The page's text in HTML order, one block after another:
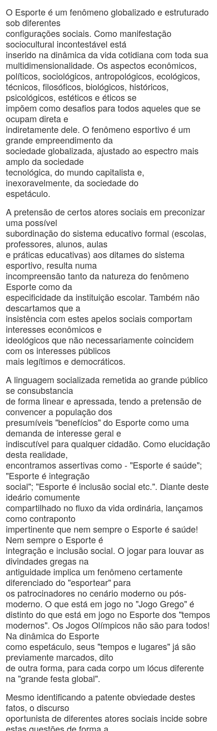
O Esporte é um fenômeno globalizado e estruturado
sob diferentes
configurações sociais. Como manifestação
sociocultural incontestável está
inserido na dinâmica da vida cotidiana com toda sua
multidimensionalidade. Os aspectos econômicos,
políticos, sociológicos, antropológicos, ecológicos,
técnicos, filosóficos, biológicos, históricos,
psicológicos, estéticos e éticos se
impõem como desafios para todos aqueles que se
ocupam direta e
indiretamente dele. O fenômeno esportivo é um
grande empreendimento da
sociedade globalizada, ajustado ao espectro mais
amplo da sociedade
tecnológica, do mundo capitalista e,
inexoravelmente, da sociedade do
espetáculo.
A pretensão de certos atores sociais em preconizar
uma possível
subordinação do sistema educativo formal (escolas,
professores, alunos, aulas
e práticas educativas) aos ditames do sistema
esportivo, resulta numa
incompreensão tanto da natureza do fenômeno
Esporte como da
especificidade da instituição escolar. Também não
descartamos que a
insistência com estes apelos sociais comportam
interesses econômicos e
ideológicos que não necessariamente coincidem
com os interesses públicos
mais legítimos e democráticos.
A linguagem socializada remetida ao grande público
se consubstancia
de forma linear e apressada, tendo a pretensão de
convencer a população dos
presumíveis "benefícios" do Esporte como uma
demanda de interesse geral e
indiscutível para qualquer cidadão. Como elucidação
desta realidade,
encontramos assertivas como - "Esporte é saúde";
"Esporte é integração
social"; "Esporte é inclusão social etc.". Diante deste
ideário comumente
compartilhado no fluxo da vida ordinária, lançamos
como contraponto
impertinente que nem sempre o Esporte é saúde!
Nem sempre o Esporte é
integração e inclusão social. O jogar para louvar as
divindades gregas na
antiguidade implica um fenômeno certamente
diferenciado do "esportear" para
os patrocinadores no cenário moderno ou pós-
moderno. O que está em jogo no "Jogo Grego" é
distinto do que está em jogo no Esporte dos "tempos
modernos". Os Jogos Olímpicos não são para todos!
Na dinâmica do Esporte
como espetáculo, seus "tempos e lugares" já são
previamente marcados, dito
de outra forma, para cada corpo um lócus diferente
na "grande festa global".
Mesmo identificando a patente obviedade destes
fatos, o discurso
oportunista de diferentes atores sociais incide sobre